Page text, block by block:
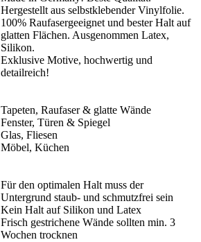
Hergestellt aus selbstklebender Vinylfolie.
100% Raufasergeeignet und bester Halt auf
glatten Flächen. Ausgenommen Latex,
Silikon.
Exklusive Motive, hochwertig und
detailreich!
Tapeten, Raufaser & glatte Wände
Fenster, Türen & Spiegel
Glas, Fliesen
Möbel, Küchen
Für den optimalen Halt muss der
Untergrund staub- und schmutzfrei sein
Kein Halt auf Silikon und Latex
Frisch gestrichene Wände sollten min. 3
Wochen trocknen